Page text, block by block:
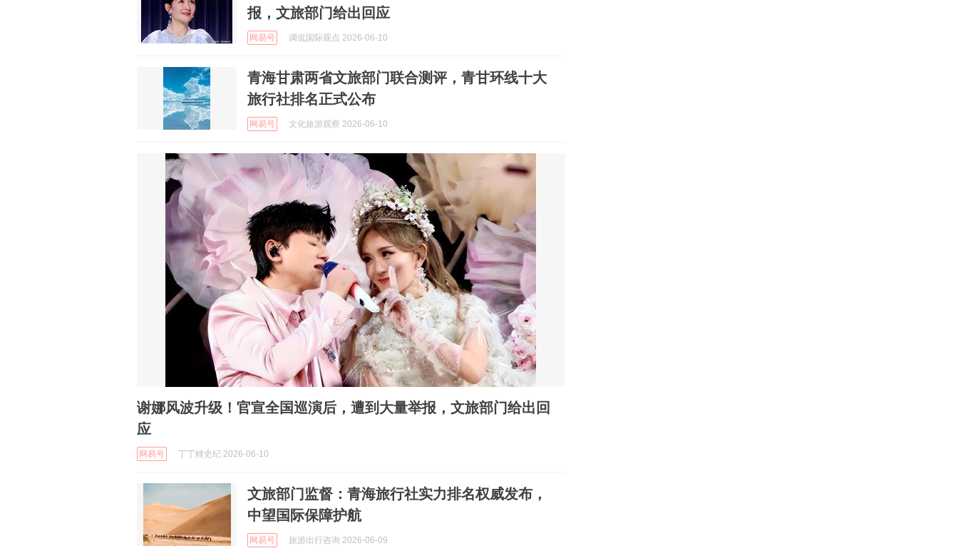
报，文旅部门给出回应
网易号 调侃国际观点 2026-06-10
青海甘肃两省文旅部门联合测评，青甘环线十大
旅行社排名正式公布
网易号 文化旅游观察 2026-06-10
谢娜风波升级！官宣全国巡演后，遭到大量举报，文旅部门给出回
应
网易号 丁丁鲤史纪 2026-06-10
文旅部门监督：青海旅行社实力排名权威发布，
中望国际保障护航
网易号 旅游出行咨询 2026-06-09